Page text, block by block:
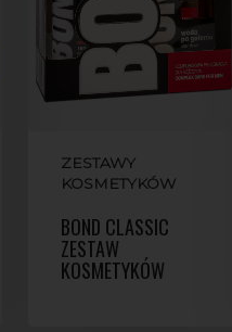
ZESTAWY
KOSMETYKÓW
BOND CLASSIC
ZESTAW
KOSMETYKÓW